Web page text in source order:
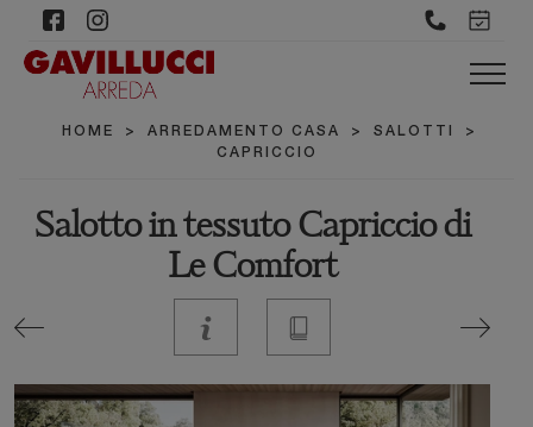
HOME > ARREDAMENTO CASA > SALOTTI
>
CAPRICCIO
Salotto in tessuto Capriccio di
Le Comfort